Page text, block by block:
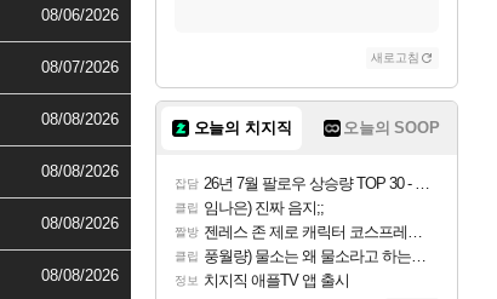
08/06/2026
08/07/2026
08/08/2026
08/08/2026
08/08/2026
08/08/2026
새로고침
오늘의 치지직 오늘의 SOOP
잡담 26년 7월 팔로우 상승량 TOP 30 - 월간 치지직
클립 임나은) 진짜 음지;;
짤방 젠레스 존 제로 캐릭터 코스프레한 꽁주
클립 풍월량) 물소는 왜 물소라고 하는거야? 아! 그만 ㅋㅋ 알았어 ㅋㅋ
정보 치지직 애플TV 앱 출시